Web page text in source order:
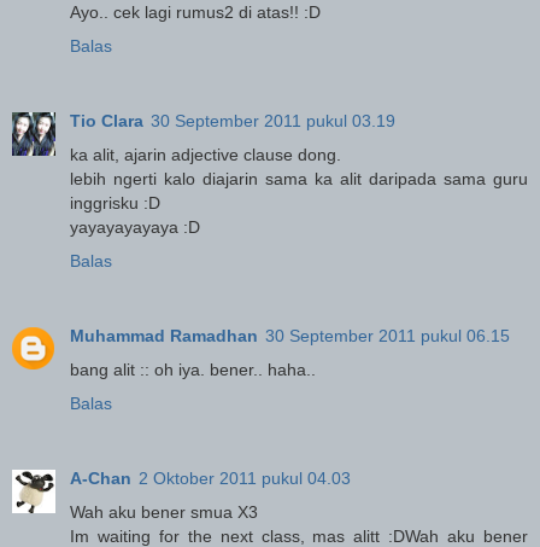
Ayo.. cek lagi rumus2 di atas!! :D
Balas
Tio Clara 30 September 2011 pukul 03.19
ka alit, ajarin adjective clause dong.
lebih ngerti kalo diajarin sama ka alit daripada sama guru
inggrisku :D
yayayayayaya :D
Balas
Muhammad Ramadhan 30 September 2011 pukul 06.15
bang alit :: oh iya. bener.. haha..
Balas
A-Chan 2 Oktober 2011 pukul 04.03
Wah aku bener smua X3
Im waiting for the next class, mas alitt :DWah aku bener